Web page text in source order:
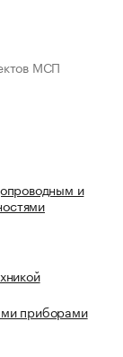
МСП
и
приборами